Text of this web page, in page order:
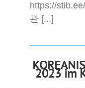
https://
관 [...]
2023 im